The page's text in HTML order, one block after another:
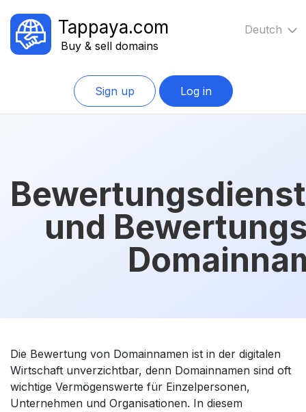
Tappaya.com
Buy & sell domains
Sign up Log in
Deutch
und
Die Bewertung von Domainnamen ist in der digitalen
Wirtschaft unverzichtbar, denn Domainnamen sind oft
wichtige Vermögenswerte für Einzelpersonen,
Unternehmen und Organisationen. In diesem